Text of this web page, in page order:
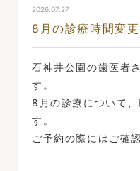
2026.07.27
8月の診療時間変
石神井公園の歯医者
す。
8月の診療について
す。
ご予約の際にはご確